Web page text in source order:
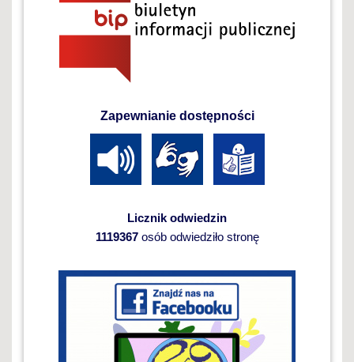
Zapewnianie dostępności
Licznik odwiedzin
1119367osób odwiedziło stronę